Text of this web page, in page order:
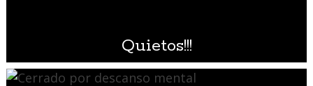
Quietos!!!